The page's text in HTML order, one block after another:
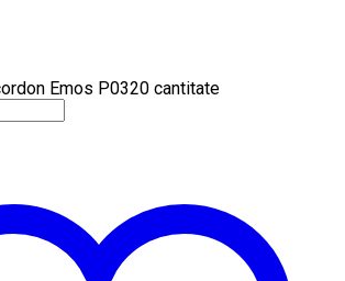
Emos P0320 cantitate